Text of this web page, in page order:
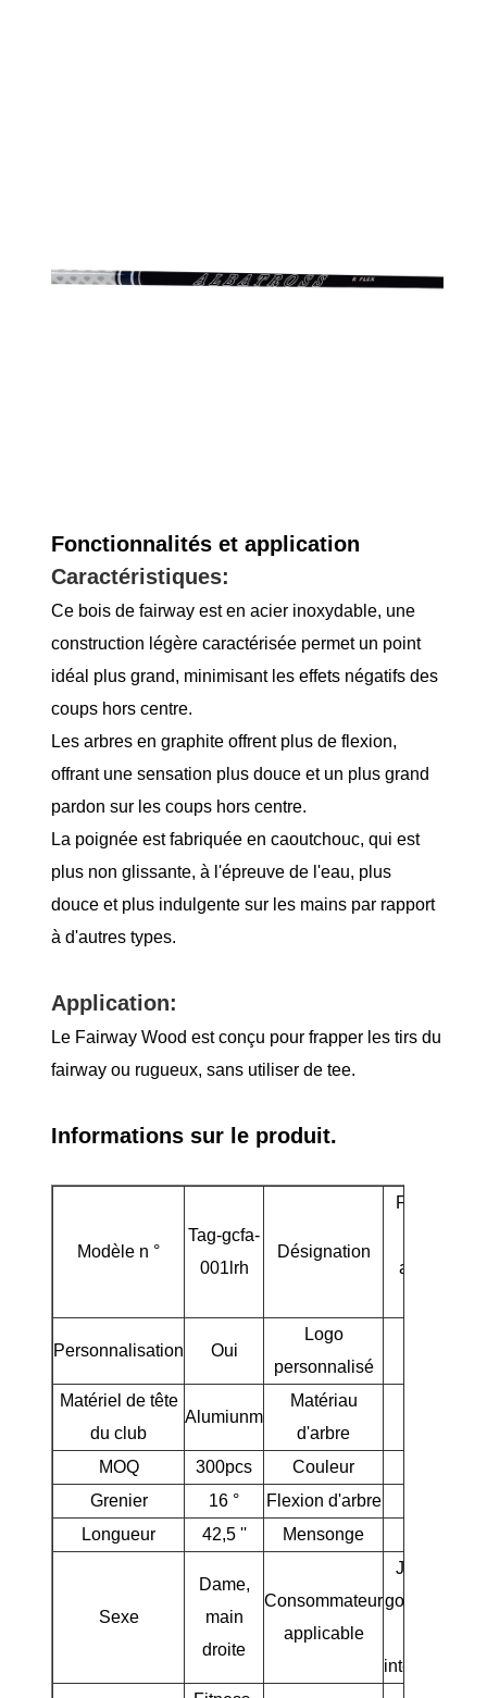
Fonctionnalités et application
Caractéristiques:
Ce bois de fairway est en acier inoxydable, une
construction légère caractérisée permet un point
idéal plus grand, minimisant les effets négatifs des
coups hors centre.
Les arbres en graphite offrent plus de flexion,
offrant une sensation plus douce et un plus grand
pardon sur les coups hors centre.
La poignée est fabriquée en caoutchouc, qui est
plus non glissante, à l'épreuve de l'eau, plus
douce et plus indulgente sur les mains par rapport
à d'autres types.
Application:
Le Fairway Wood est conçu pour frapper les tirs du
fairway ou rugueux, sans utiliser de tee.
Informations sur le produit.
Modèle n °
Tag-gcfa-
001lrh
Désignation
Fairway de
aluminium
Personnalisation Oui
Logo
personnalisé
Matériel de tête
du club
Alumiunm
Matériau
d'arbre
MOQ 300pcs Couleur
Grenier
16 ° Flexion d'arbre
Longueur
42,5 '' Mensonge
Sexe
Dame,
main
droite
Consommateur
applicable
Joueurs de
golf